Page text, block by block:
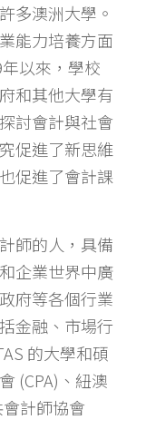
多澳洲大學。
能力培養方面
以來，學校
和其他大學有
討會計與社會
促進了新思維
促進了會計課
師的人，具備
企業世界中廣
府等各個行業
金融、市場行
的大學和碩
(CPA)、紐澳
計師協會